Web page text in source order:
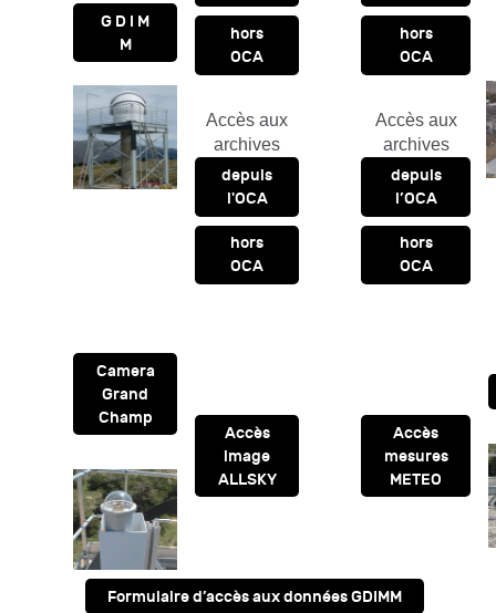
G D I M
M
hors
OCA
Accès aux
archives
depuis
l'OCA
hors
OCA
hors
OCA
Accès aux
archives
depuis
l’OCA
hors
OCA
Camera
Grand
Champ
Accès
image
ALLSKY
Accès
mesures
METEO
Formulaire d’accès aux données GDIMM